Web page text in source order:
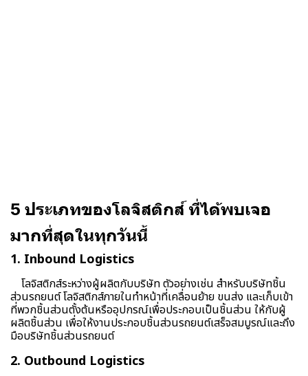
5 ประเภทของโลจิสติกส์ ที่ได้พบเจอ
มากที่สุดในทุกวันนี้
1. Inbound Logistics
โลจิสติกส์ระหว่างผู้ผลิตกับบริษัท ตัวอย่างเช่น สำหรับบริษัทชิ้น
ส่วนรถยนต์ โลจิสติกส์ภายในทำหน้าที่เคลื่อนย้าย ขนส่ง และเก็บเข้า
ที่พวกชิ้นส่วนตั้งต้นหรืออุปกรณ์เพื่อประกอบเป็นชิ้นส่วน ให้กับผู้
ผลิตชิ้นส่วน เพื่อให้งานประกอบชิ้นส่วนรถยนต์เสร็จสมบูรณ์และถึง
มือบริษัทชิ้นส่วนรถยนต์
2. Outbound Logistics